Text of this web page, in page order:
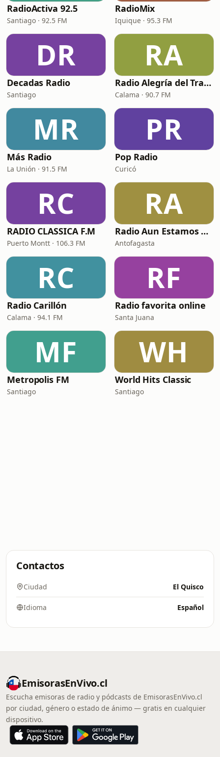
RadioActiva 92.5
Santiago · 92.5 FM
RadioMix
Iquique · 95.3 FM
DR
Decadas Radio
Santiago
RA
Radio Alegría del Transporte
Calama · 90.7 FM
MR
Más Radio
La Unión · 91.5 FM
PR
Pop Radio
Curicó
RC
RADIO CLASSICA F.M
Puerto Montt · 106.3 FM
RA
Radio Aun Estamos Vivos
Antofagasta
RC
Radio Carillón
Calama · 94.1 FM
RF
Radio favorita online
Santa Juana
MF
Metropolis FM
Santiago
WH
World Hits Classic
Santiago
Contactos
Ciudad El Quisco
Idioma Español
EmisorasEnVivo.cl
Escucha emisoras de radio y pódcasts de EmisorasEnVivo.cl
por ciudad, género o estado de ánimo — gratis en cualquier
dispositivo.